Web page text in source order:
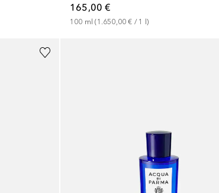
165,00 €
100 ml (1.650,00 € / 1 )
2 Größen